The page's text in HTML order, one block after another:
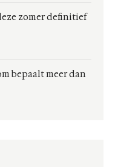
zomer definitief
bepaalt meer dan